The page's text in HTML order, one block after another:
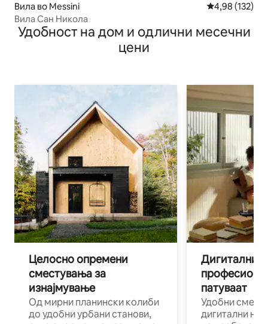
Вила во Messini Просечна
4,98 (132)
Вила Сан Никола
Удобност на дом и одлични месечни
цени
Целосно опремени
сместувања за
изнајмување
Од мирни планински колиби
до удобни урбани станови,
Дигитални
патуваат
Удобни
дигитални